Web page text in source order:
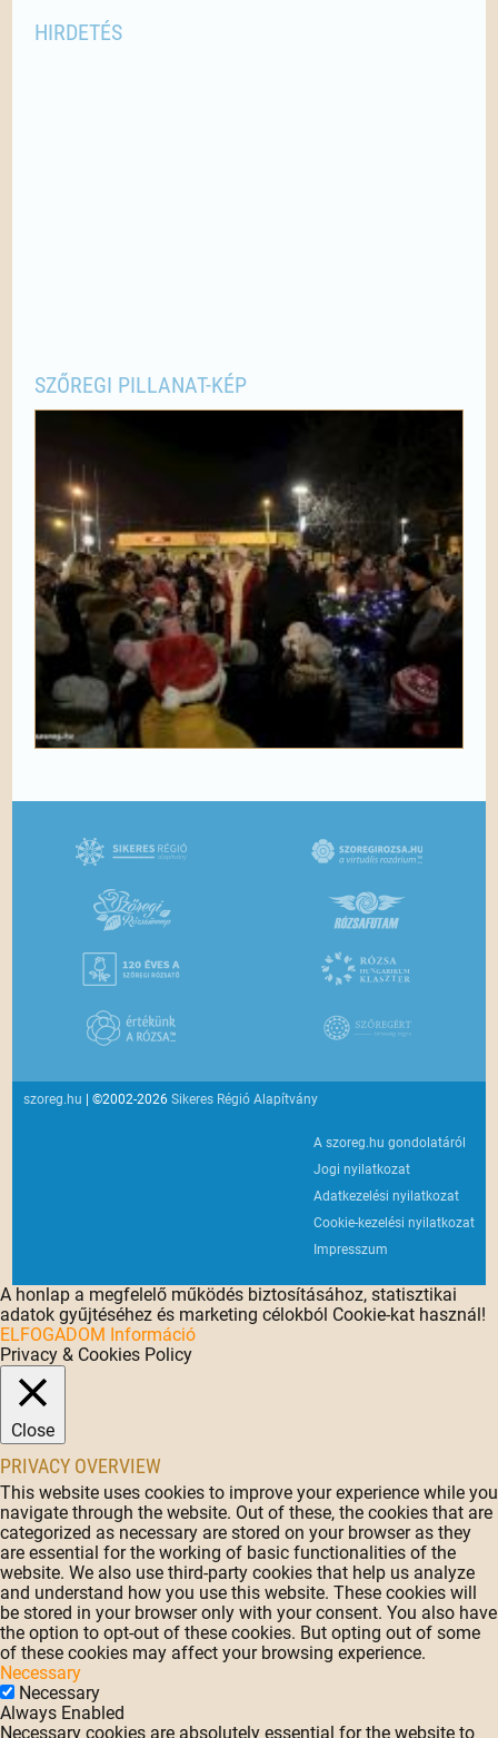
HIRDETÉS
SZŐREGI PILLANAT-KÉP
szoreg.hu | ©2002-2026Sikeres Régió Alapítvány
A szoreg.hu gondolatáról
Jogi nyilatkozat
Adatkezelési nyilatkozat
Cookie-kezelési nyilatkozat
Impresszum
A honlap a megfelelő működés biztosításához, statisztikai
adatok gyűjtéséhez és marketing célokból Cookie-kat használ!
ELFOGADOM Információ
Privacy & Cookies Policy
Close
PRIVACY OVERVIEW
This website uses cookies to improve your experience while you
navigate through the website. Out of these, the cookies that are
categorized as necessary are stored on your browser as they
are essential for the working of basic functionalities of the
website. We also use third-party cookies that help us analyze
and understand how you use this website. These cookies will
be stored in your browser only with your consent. You also have
the option to opt-out of these cookies. But opting out of some
of these cookies may affect your browsing experience.
Necessary
Necessary
Always Enabled
Necessary cookies are absolutely essential for the website to